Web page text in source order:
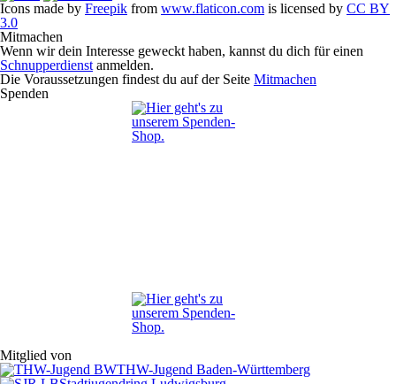
Icons made by Freepik from www.flaticon.com is licensed by CC BY
3.0
Mitmachen
Wenn wir dein Interesse geweckt haben, kannst du dich für einen
Schnupperdienst anmelden.
Die Voraussetzungen findest du auf der Seite Mitmachen
Spenden
Mitglied von
THW-Jugend Baden-Württemberg